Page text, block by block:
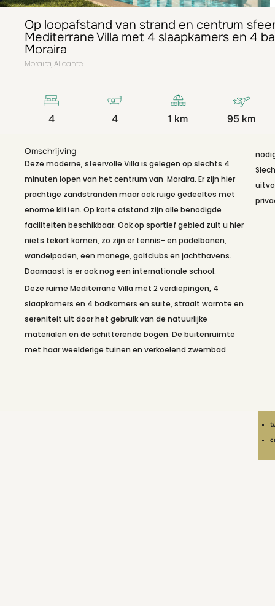
Op loopafstand van strand en centrum
Mediterrane Villa met 4 slaapkamers en 4
Moraira
Moraira, Alicante
4 4 1 km 95 km
Omschrijving
Deze moderne, sfeervolle Villa is gelegen op slechts 4
minuten lopen van het centrum van Moraira. Er zijn hier
prachtige zandstranden maar ook ruige gedeeltes met
enorme kliffen. Op korte afstand zijn alle benodigde
faciliteiten beschikbaar. Ook op sportief gebied zult u hier
niets tekort komen, zo zijn er tennis- en padelbanen,
wandelpaden, een manege, golfclubs en jachthavens.
Daarnaast is er ook nog een internationale school.
Deze ruime Mediterrane Villa met 2 verdiepingen, 4
slaapkamers en 4 badkamers en suite, straalt warmte en
sereniteit uit door het gebruik van de natuurlijke
materialen en de schitterende bogen. De buitenruimte
met haar weelderige tuinen en verkoelend zwembad